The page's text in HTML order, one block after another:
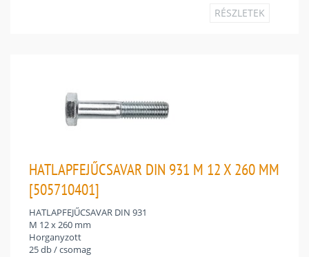
RÉSZLETEK
HATLAPFEJŰCSAVAR DIN 931 M 12 X 260 MM
[505710401]
HATLAPFEJŰCSAVAR DIN 931
M 12 x 260 mm
Horganyzott
25 db / csomag